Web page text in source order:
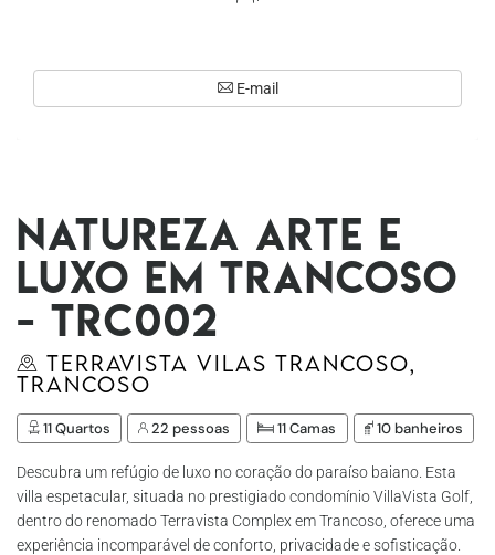
Natureza Arte e
Luxo em Trancoso
- Trc002
Terravista Vilas Trancoso,
Trancoso
11 Quartos 22 pessoas 11 Camas 10 banheiros
Descubra um refúgio de luxo no coração do paraíso baiano. Esta
villa espetacular, situada no prestigiado condomínio VillaVista Golf,
dentro do renomado Terravista Complex em Trancoso, oferece uma
experiência incomparável de conforto, privacidade e sofisticação.
E-mail